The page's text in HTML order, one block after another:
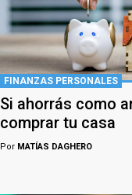
FINANZAS PERSONALES
Si ahorrás como
comprar tu casa
Por MATÍAS DAGHERO